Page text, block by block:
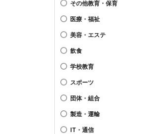
その他教育・保育
医療・福祉
美容・エステ
飲食
学校教育
スポーツ
団体・組合
製造・運輸
IT・通信